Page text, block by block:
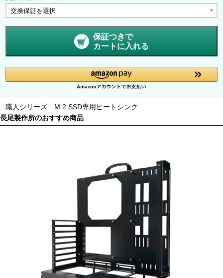
保証つきで
カートに入れる
職人シリーズ M.2 SSD専用ヒートシンク
長尾製作所のおすすめ商品